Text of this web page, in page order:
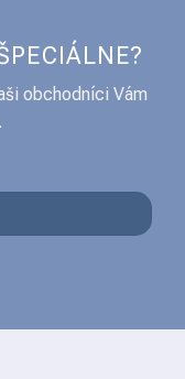
obchodníci Vám